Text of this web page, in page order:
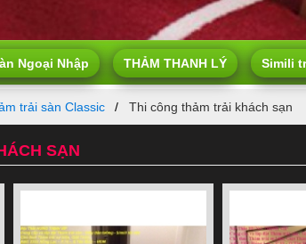
Ngoại Nhập THẢM THANH LÝ Simili
trải sàn Classic Thi công thảm trải khách sạn
SẠN